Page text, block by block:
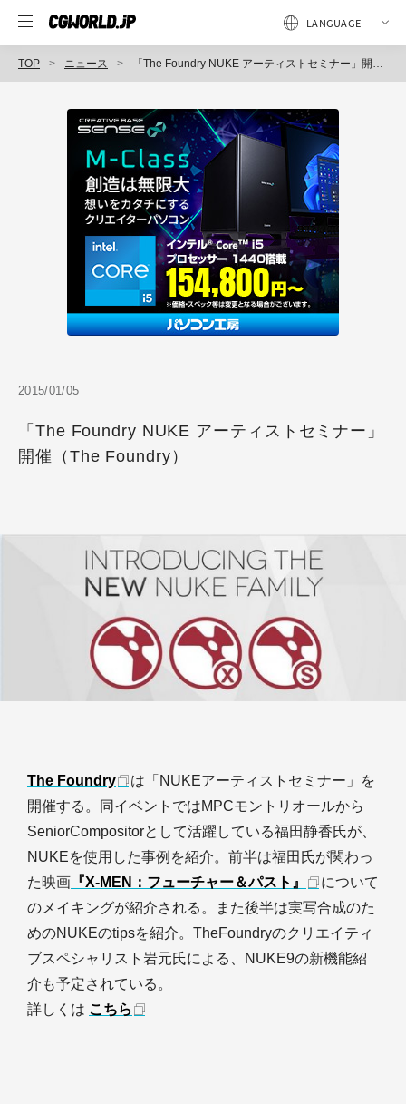
TOP ニュース 「The Foundry NUKE アーティストセミナー」開催（The Foundry）
2015/01/05
「The Foundry NUKE アーティストセミナー」
開催（The Foundry）
The Foundry
は「NUKEアーティストセミナー」を
開催する。同イベントではMPCモントリオールから
SeniorCompositorとして活躍している福田静香氏が、
NUKEを使用した事例を紹介。前半は福田氏が関わっ
た映画 『X-MEN：フューチャー＆パスト』
について
のメイキングが紹介される。また後半は実写合成のた
めのNUKEのtipsを紹介。TheFoundryのクリエイティ
ブスペシャリスト岩元氏による、NUKE9の新機能紹
介も予定されている。
詳しくは こちら